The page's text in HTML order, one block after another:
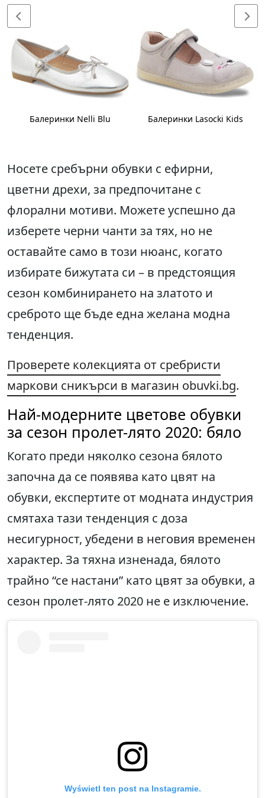
Балеринки Nelli Blu Балеринки Lasocki Kids
Носете сребърни обувки с ефирни,
цветни дрехи, за предпочитане с
флорални мотиви. Можете успешно да
изберете черни чанти за тях, но не
оставайте само в този нюанс, когато
избирате бижутата си – в предстоящия
сезон комбинирането на златото и
среброто ще бъде една желана модна
тенденция.
Проверете колекцията от сребристи
маркови сникърси в магазин obuvki.bg.
Най-модерните цветове обувки
за сезон пролет-лято 2020: бяло
Когато преди няколко сезона бялото
започна да се появява като цвят на
обувки, експертите от модната индустрия
смятаха тази тенденция с доза
несигурност, убедени в неговия временен
характер. За тяхна изненада, бялото
трайно “се настани” като цвят за обувки, а
сезон пролет-лято 2020 не е изключение.
Wyświetl ten post na Instagramie.